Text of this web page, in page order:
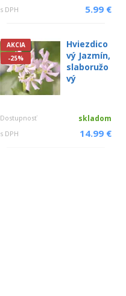
s DPH 5.99 €
AKCIA
-25%
Hviezdico
vý Jazmín,
slaboružo
vý
Dostupnosť skladom
s DPH 14.99 €